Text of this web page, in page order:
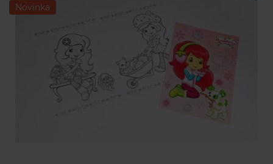
Novinka